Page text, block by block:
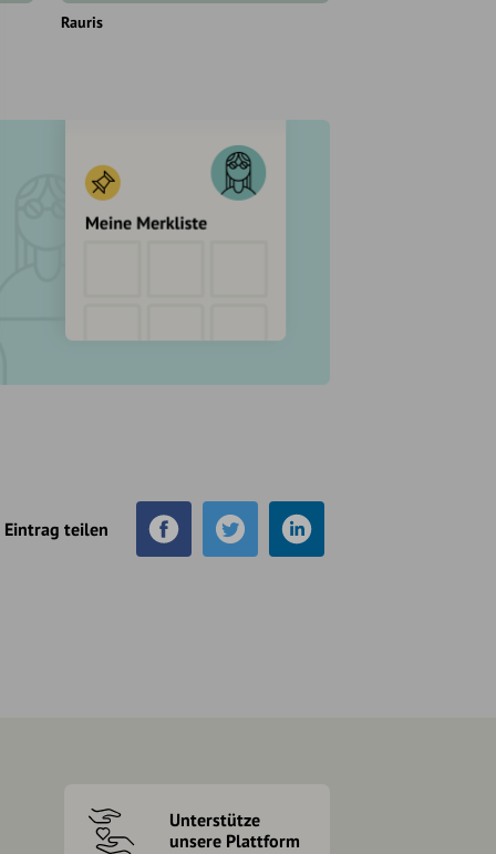
Rauris
Eintrag teilen
Unterstütze
unsere Plattform